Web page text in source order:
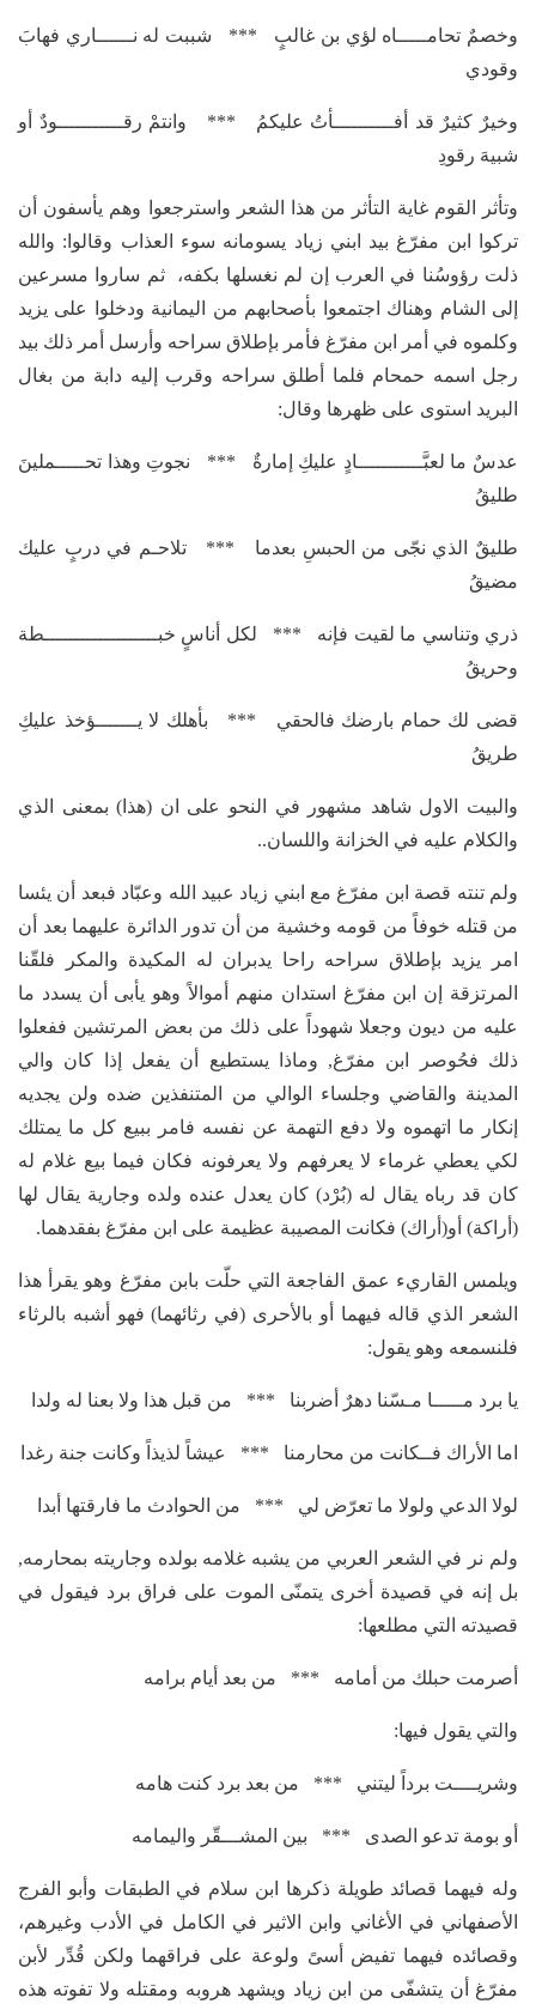
وخصمٌ تحامـــــاه لؤي بن غالبٍ *** شببت له نــــــاري فهابَ
وقودي
وخيرٌ كثيرٌ قد أفــــــــــأتُ عليكمُ *** وانتمْ رقـــــــــــودٌ أو
شبيهَ رقودِ
وتأثر القوم غاية التأثر من هذا الشعر واسترجعوا وهم يأسفون أن
تركوا ابن مفرّغ بيد ابني زياد يسومانه سوء العذاب وقالوا: والله
ذلت رؤوسُنا في العرب إن لم نغسلها بكفه، ثم ساروا مسرعين
إلى الشام وهناك اجتمعوا بأصحابهم من اليمانية ودخلوا على يزيد
وكلموه في أمر ابن مفرّغ فأمر بإطلاق سراحه وأرسل أمر ذلك بيد
رجل اسمه حمحام فلما أطلق سراحه وقرب إليه دابة من بغال
البريد استوى على ظهرها وقال:
عدسٌ ما لعبَّـــــــــــادٍ عليكِ إمارةٌ *** نجوتِ وهذا تحـــــملينَ
طليقُ
طليقٌ الذي نجّى من الحبسِ بعدما *** تلاحـم في دربٍ عليك
مضيقُ
ذري وتناسي ما لقيت فإنه *** لكل أناسٍ خبـــــــــــــــــــطة
وحريقُ
قضى لك حمام بارضك فالحقي *** بأهلك لا يـــــــؤخذ عليكِ
طريقُ
والبيت الاول شاهد مشهور في النحو على ان (هذا) بمعنى الذي
والكلام عليه في الخزانة واللسان..
ولم تنته قصة ابن مفرّغ مع ابني زياد عبيد الله وعبّاد فبعد أن يئسا
من قتله خوفاً من قومه وخشية من أن تدور الدائرة عليهما بعد أن
امر يزيد بإطلاق سراحه راحا يدبران له المكيدة والمكر فلقّنا
المرتزقة إن ابن مفرّغ استدان منهم أموالاً وهو يأبى أن يسدد ما
عليه من ديون وجعلا شهوداً على ذلك من بعض المرتشين ففعلوا
ذلك فحُوصر ابن مفرّغ, وماذا يستطيع أن يفعل إذا كان والي
المدينة والقاضي وجلساء الوالي من المتنفذين ضده ولن يجديه
إنكار ما اتهموه ولا دفع التهمة عن نفسه فامر ببيع كل ما يمتلك
لكي يعطي غرماء لا يعرفهم ولا يعرفونه فكان فيما بيع غلام له
كان قد رباه يقال له (بُرْد) كان يعدل عنده ولده وجارية يقال لها
(أراكة) أو(أراك) فكانت المصيبة عظيمة على ابن مفرّغ بفقدهما.
ويلمس القاريء عمق الفاجعة التي حلّت بابن مفرّغ وهو يقرأ هذا
الشعر الذي قاله فيهما أو بالأحرى (في رثائهما) فهو أشبه بالرثاء
فلنسمعه وهو يقول:
يا برد مـــــا مـسّنا دهرٌ أضربنا *** من قبل هذا ولا بعنا له ولدا
اما الأراك فــكانت من محارمنا *** عيشاً لذيذاً وكانت جنة رغدا
لولا الدعي ولولا ما تعرّض لي *** من الحوادث ما فارقتها أبدا
ولم نر في الشعر العربي من يشبه غلامه بولده وجاريته بمحارمه,
بل إنه في قصيدة أخرى يتمنّى الموت على فراق برد فيقول في
قصيدته التي مطلعها:
أصرمت حبلك من أمامه *** من بعد أيام برامه
والتي يقول فيها:
وشريــــت برداً ليتني *** من بعد برد كنت هامه
أو بومة تدعو الصدى *** بين المشـــقّر واليمامه
وله فيهما قصائد طويلة ذكرها ابن سلام في الطبقات وأبو الفرج
الأصفهاني في الأغاني وابن الاثير في الكامل في الأدب وغيرهم،
وقصائده فيهما تفيض أسىً ولوعة على فراقهما ولكن قُدِّر لأبن
مفرّغ أن يتشفّى من ابن زياد ويشهد هروبه ومقتله ولا تفوته هذه